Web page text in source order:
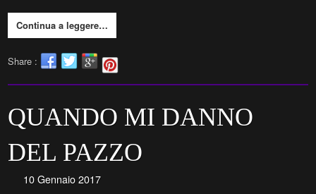
Continua a leggere…
Share :
QUANDO MI DANNO
DEL PAZZO
10 Gennaio 2017